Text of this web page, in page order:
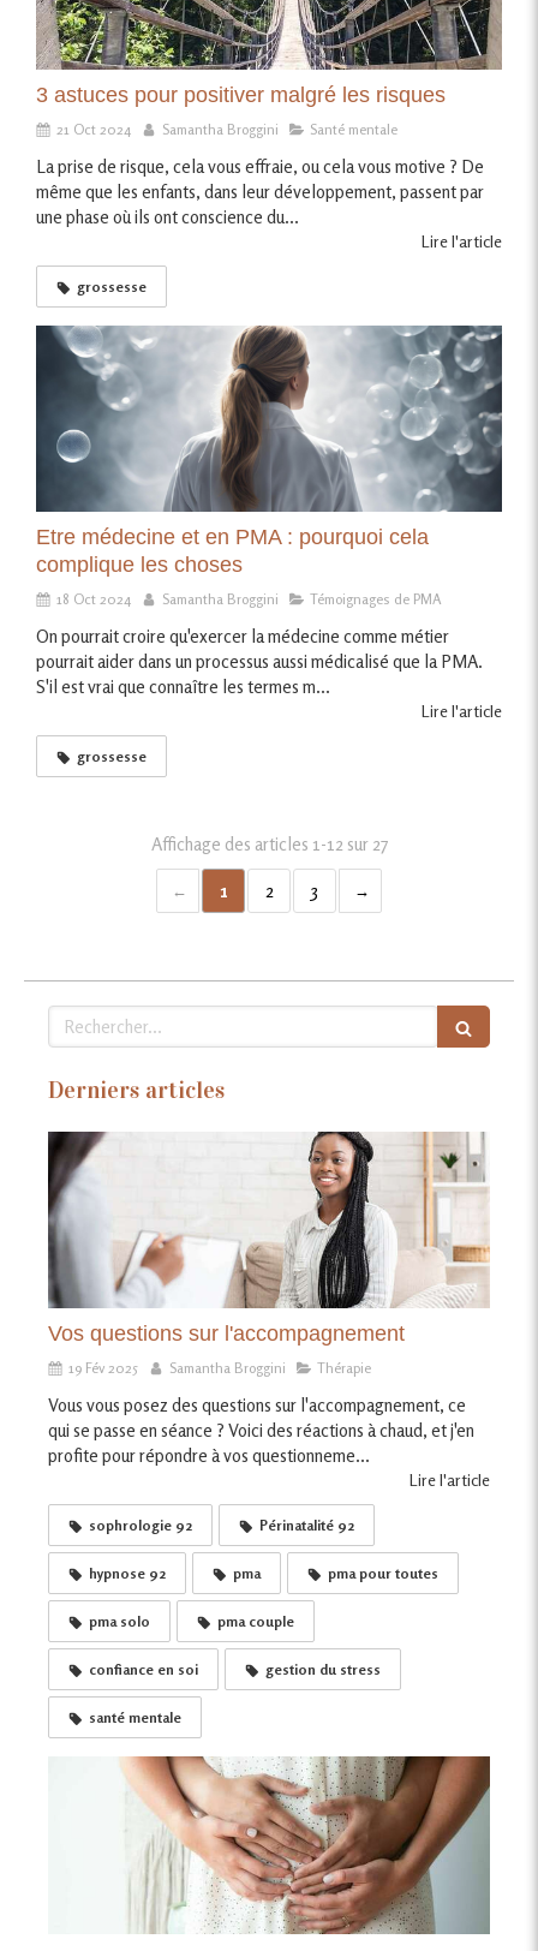
3 astuces pour positiver malgré les risques
21 Oct 2024 Samantha Broggini Santé mentale
La prise de risque, cela vous effraie, ou cela vous motive ? De
même que les enfants, dans leur développement, passent par
une phase où ils ont conscience du...
Lire l'article
grossesse
Etre médecine et en PMA : pourquoi cela
complique les choses
18 Oct 2024 Samantha Broggini Témoignages de PMA
On pourrait croire qu'exercer la médecine comme métier
pourrait aider dans un processus aussi médicalisé que la PMA.
S'il est vrai que connaître les termes m...
Lire l'article
grossesse
Affichage des articles 1-12 sur 27
1 2 3
Rechercher
Derniers articles
Vos questions sur l'accompagnement
19 Fév 2025 Samantha Broggini Thérapie
Vous vous posez des questions sur l'accompagnement, ce
qui se passe en séance ? Voici des réactions à chaud, et j'en
profite pour répondre à vos questionneme...
Lire l'article
sophrologie 92 Périnatalité 92
hypnose 92 pma pma pour toutes
pma solo pma couple
confiance en soi gestion du stress
santé mentale